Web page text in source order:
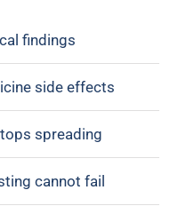
findings
side effects
spreading
cannot fail